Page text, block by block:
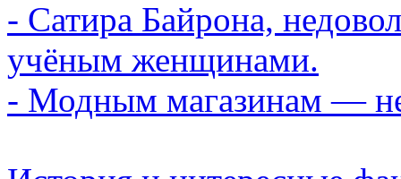
- Сатира Байрона,
учёным женщинами.
- Модным магазинам —